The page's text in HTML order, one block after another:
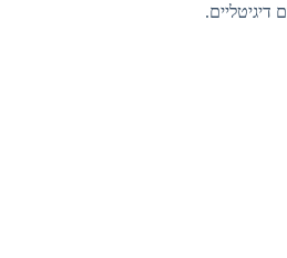
דיגיטליים.